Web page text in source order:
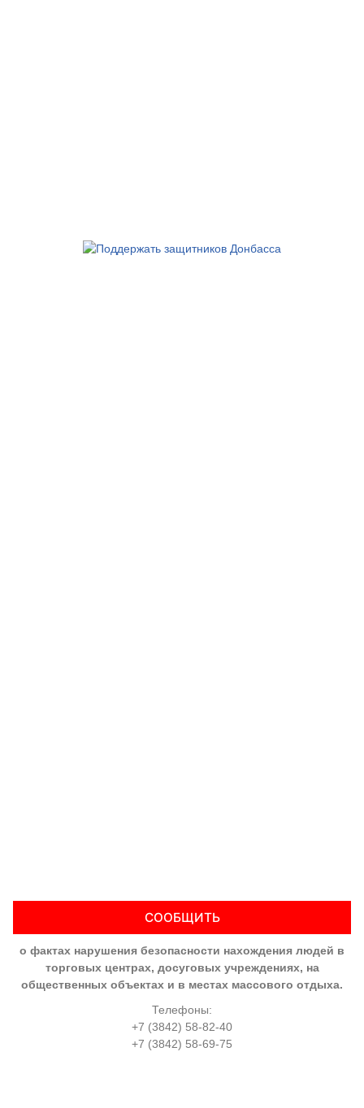
СООБЩИТЬ
о фактах нарушения безопасности нахождения людей в
торговых центрах, досуговых учреждениях, на
общественных объектах и в местах массового отдыха.
Телефоны:
+7 (3842) 58-82-40
+7 (3842) 58-69-75